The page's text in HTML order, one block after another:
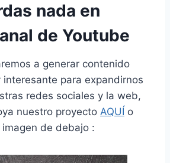
nada en
de Youtube
a generar contenido
interesante para expandirnos
redes sociales y la web,
nuestro proyecto AQUÍ o
de debajo :